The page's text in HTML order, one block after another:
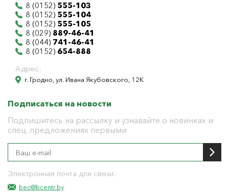
8 (0152) 555-103
8 (0152) 555-104
8 (0152) 555-105
8 (029) 889-46-41
8 (044) 741-46-41
8 (0152) 654-888
Адрес:
г. Гродно, ул. Ивана Якубовского, 12К
Подписаться на новости
Подпишитесь на рассылку и узнавайте о новинках и
спец. предложениях первыми
Электронная почта для связи:
bec@bcentr.by